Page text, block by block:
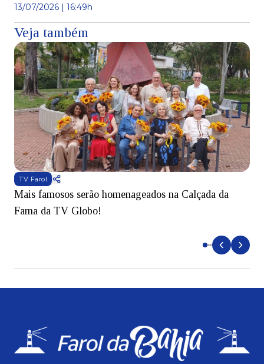
13/07/2026 | 16:49h
Veja também
TV Farol
Mais famosos serão homenageados na Calçada da
Fama da TV Globo!